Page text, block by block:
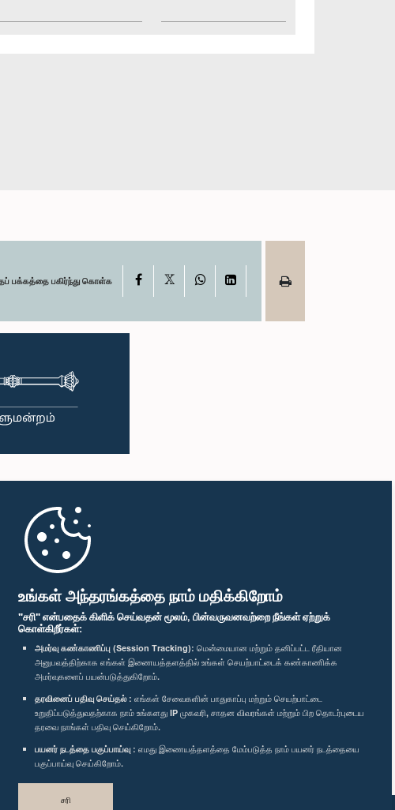
உங்கள் அந்தரங்கத்தை நாம் மதிக்கிறோம்
"சரி" என்பதைக் கிளிக் செய்வதன் மூலம், பின்வருவனவற்றை நீங்கள் ஏற்றுக்
கொள்கிறீர்கள்:
அமர்வு கண்காணிப்பு (Session Tracking): மென்மையான மற்றும் தனிப்பட்ட ரீதியான
அனுபவத்திற்காக எங்கள் இணையத்தளத்தில் உங்கள் செயற்பாட்டைக் கண்காணிக்க
அமர்வுகளைப் பயன்படுத்துகிறோம்.
தரவினைப் பதிவு செய்தல் : எங்கள் சேவைகளின் பாதுகாப்பு மற்றும் செயற்பாட்டை
உறுதிப்படுத்துவதற்காக நாம் உங்களது IP முகவரி, சாதன விவரங்கள் மற்றும் பிற தொடர்புடைய
தரவை நாங்கள் பதிவு செய்கிறோம்.
பயனர் நடத்தை பகுப்பாய்வு : எமது இணையத்தளத்தை மேம்படுத்த நாம் பயனர் நடத்தையை
பகுப்பாய்வு செய்கிறோம்.
சரி
பக்கத்தை பகிர்ந்து கொள்க Facebook WhatsAppLinkedIn